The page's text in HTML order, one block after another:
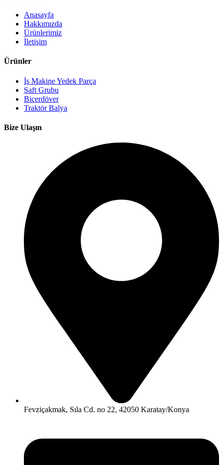
Anasayfa
Hakkımızda
Ürünlerimiz
İletişim
Ürünler
İş Makine Yedek Parça
Şaft Grubu
Biçerdöver
Traktör Balya
Bize Ulaşın
Fevziçakmak, Sıla Cd. no 22, 42050 Karatay/Konya